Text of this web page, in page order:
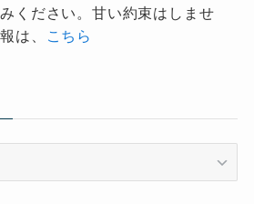
ください。甘い約束はしませ
は、
こちら